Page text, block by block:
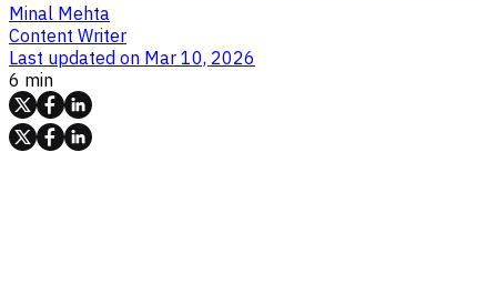
Minal Mehta
Content Writer
Last updated on Mar 10, 2026
6 min